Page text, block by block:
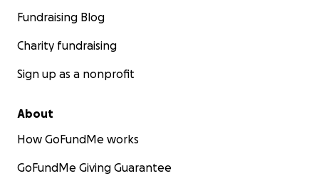
Fundraising Blog
Charity fundraising
Sign up as a nonprofit
About
How GoFundMe works
GoFundMe Giving Guarantee